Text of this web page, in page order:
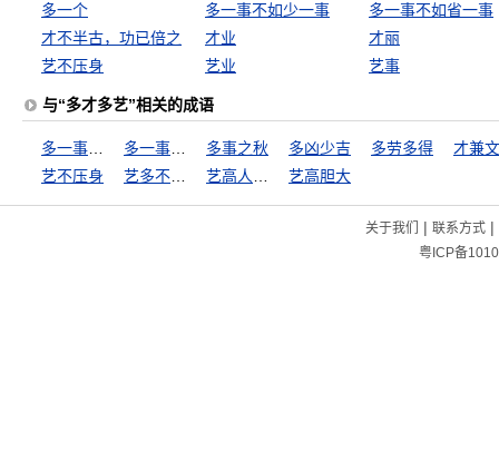
多一个 多一事不如少一事
多一事不如省一事
才不半古，功已倍之
才业
才丽
艺不压身
艺业 艺事
与“多才多艺”相关的成语
多事之秋 多凶少吉 多劳多得
才兼
艺不压身
艺高胆大
关于我们 | 联系方式|
粤ICP备